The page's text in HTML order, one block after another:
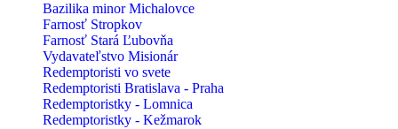
Bazilika minor Michalovce
Farnosť Stropkov
Farnosť Stará Ľubovňa
Vydavateľstvo Misionár
Redemptoristi vo svete
Redemptoristi Bratislava - Praha
Redemptoristky - Lomnica
Redemptoristky - Kežmarok